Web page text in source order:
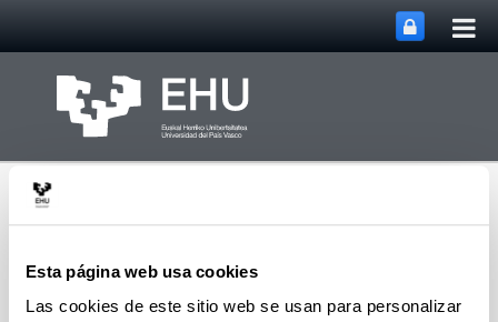
Esta página web usa cookies
Las cookies de este sitio web se usan para personalizar